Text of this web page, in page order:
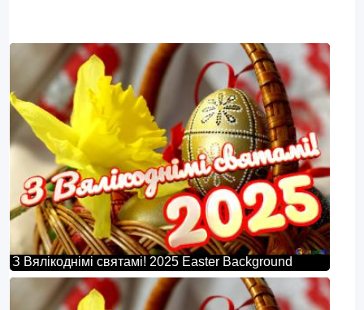
З Вялікоднімі святамі! 2025 Easter Background